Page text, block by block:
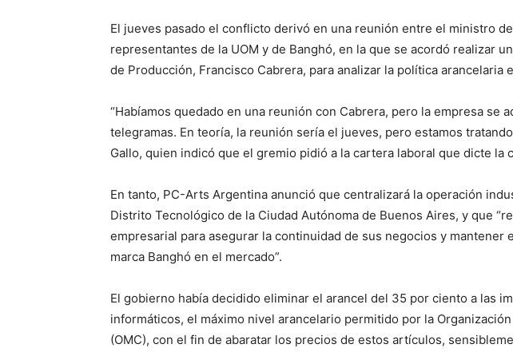
El jueves pasado el conflicto derivó en una reunión entre el ministro
representantes de la UOM y de Banghó, en la que se acordó realizar
de Producción, Francisco Cabrera, para analizar la política arancelaria
“Habíamos quedado en una reunión con Cabrera, pero la empresa se
telegramas. En teoría, la reunión sería el jueves, pero estamos
Gallo, quien indicó que el gremio pidió a la cartera laboral que dicte la
En tanto, PC-Arts Argentina anunció que centralizará la operación
Distrito Tecnológico de la Ciudad Autónoma de Buenos Aires, y que
empresarial para asegurar la continuidad de sus negocios y mantener
marca Banghó en el mercado”.
El gobierno había decidido eliminar el arancel del 35 por ciento a las
informáticos, el máximo nivel arancelario permitido por la
(OMC), con el fin de abaratar los precios de estos artículos,